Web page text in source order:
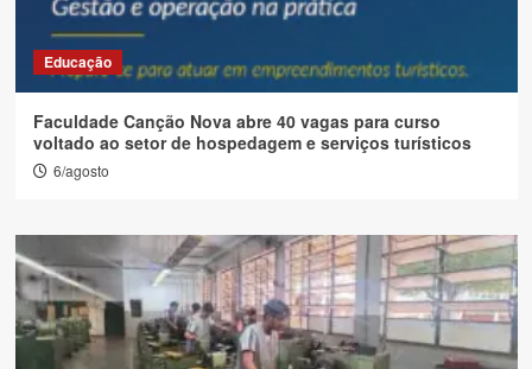
Educação
Faculdade Canção Nova abre 40 vagas para curso
voltado ao setor de hospedagem e serviços turísticos
6/agosto